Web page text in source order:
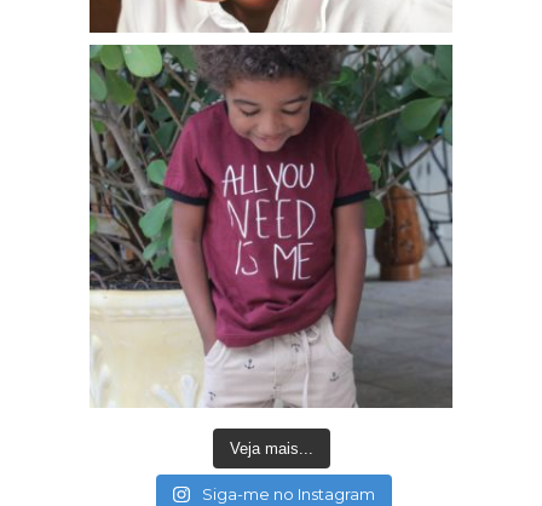
Veja mais...
Siga-me no Instagram